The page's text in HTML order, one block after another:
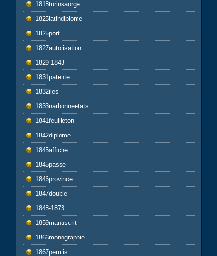
1818turinsaorge
1825latindiplome
1825port
1827autorisation
1829-1843
1831patente
1832iles
1833narbonneetats
1841feuilleton
1842diplome
1845affiche
1845passe
1846province
1847double
1848-1873
1859manuscrit
1866monographie
1867permis